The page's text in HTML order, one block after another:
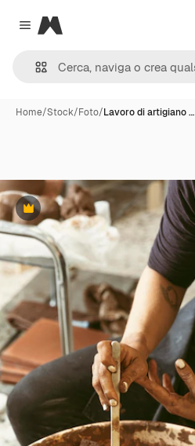
Close menu
Magnific
Home/Stock/Foto/Lavoro di artigiano …
Premium